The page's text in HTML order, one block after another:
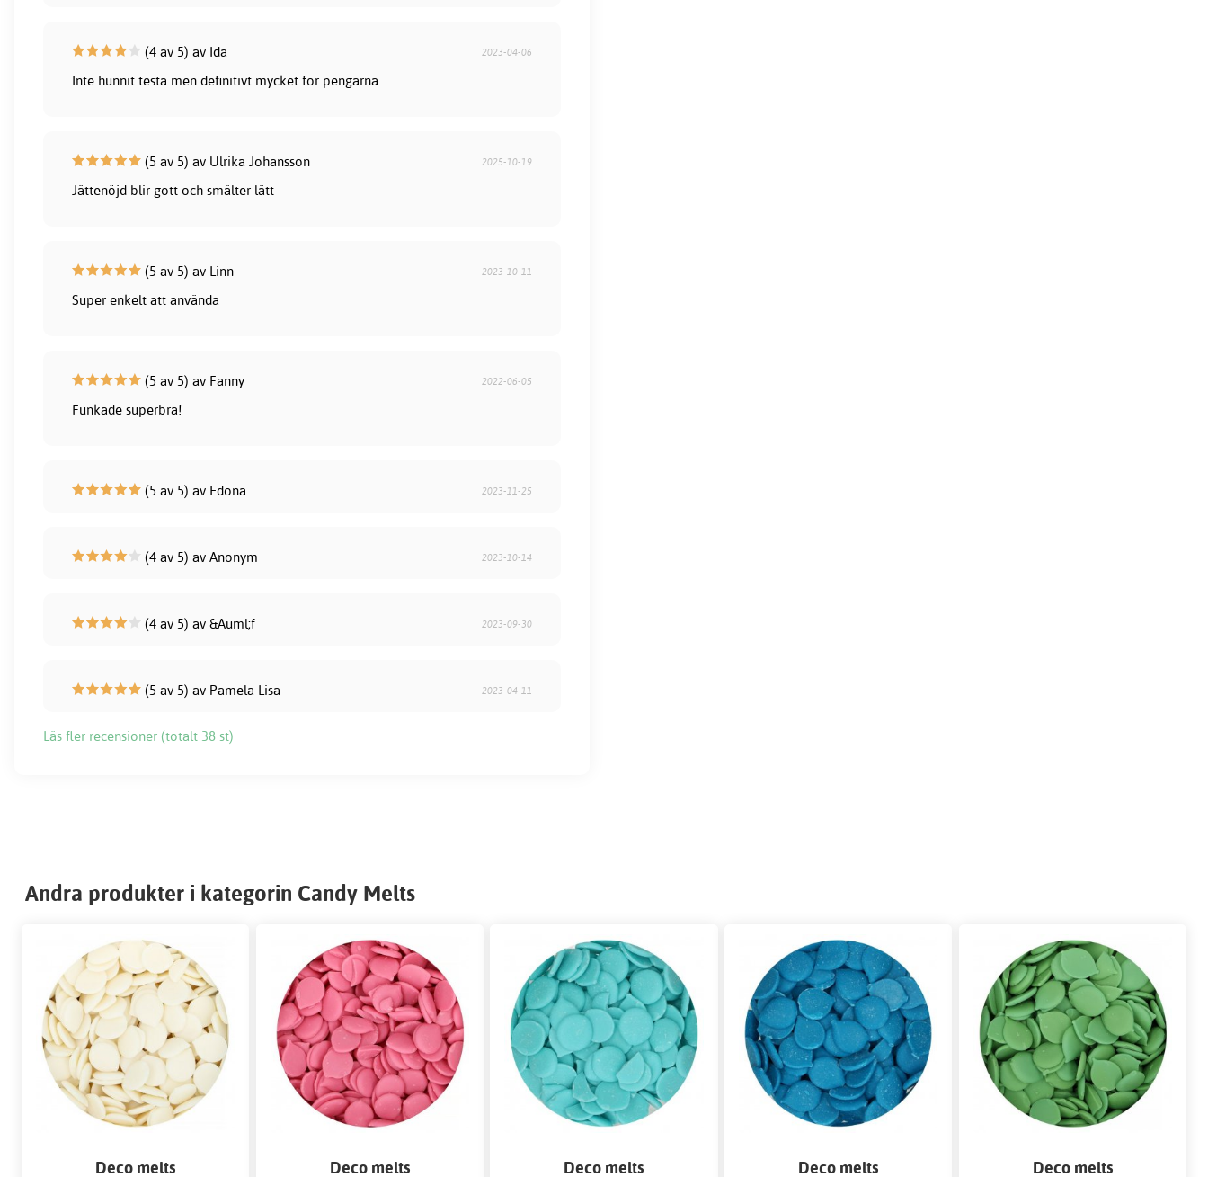
(4 av 5) av Ida 2023-04-06
Inte hunnit testa men definitivt mycket för pengarna.
(5 av 5) av Ulrika Johansson 2025-10-19
Jättenöjd blir gott och smälter lätt
(5 av 5) av Linn 2023-10-11
Super enkelt att använda
(5 av 5) av Fanny 2022-06-05
Funkade superbra!
(5 av 5) av Edona 2023-11-25
(4 av 5) av Anonym 2023-10-14
(4 av 5) av &Auml;f 2023-09-30
(5 av 5) av Pamela Lisa 2023-04-11
Läs fler recensioner (totalt 38 st)
Andra produkter i kategorin Candy Melts
Deco melts Deco melts Deco melts Deco melts Deco melts